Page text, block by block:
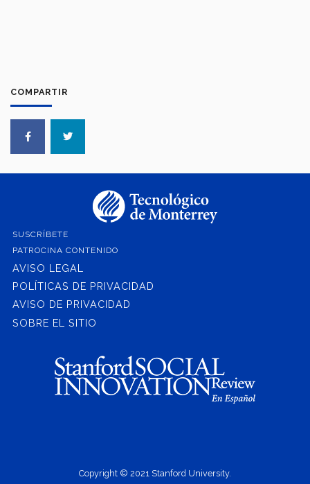
COMPARTIR
SUSCRÍBETE
PATROCINA CONTENIDO
AVISO LEGAL
POLÍTICAS DE PRIVACIDAD
AVISO DE PRIVACIDAD
SOBRE EL SITIO
Copyright © 2021 Stanford University.